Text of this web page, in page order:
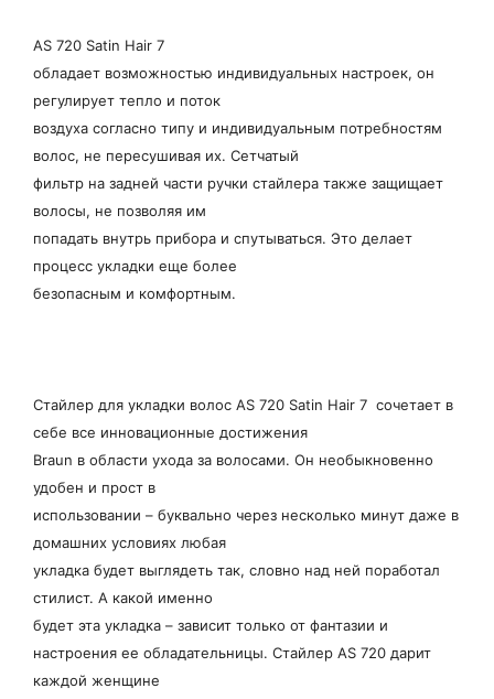
AS 720 Satin Hair 7
обладает возможностью индивидуальных настроек, он
регулирует тепло и поток
воздуха согласно типу и индивидуальным потребностям
волос, не пересушивая их. Сетчатый
фильтр на задней части ручки стайлера также защищает
волосы, не позволяя им
попадать внутрь прибора и спутываться. Это делает
процесс укладки еще более
безопасным и комфортным.
Стайлер для укладки волос AS 720 Satin Hair 7 сочетает в
себе все инновационные достижения
Braun в области ухода за волосами. Он необыкновенно
удобен и прост в
использовании – буквально через несколько минут даже в
домашних условиях любая
укладка будет выглядеть так, словно над ней поработал
стилист. А какой именно
будет эта укладка – зависит только от фантазии и
настроения ее обладательницы. Стайлер AS 720 дарит
каждой женщине